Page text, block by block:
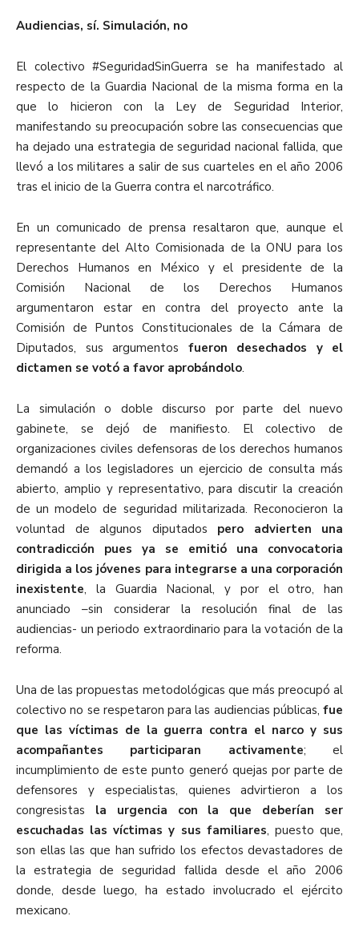
Audiencias, sí. Simulación, no
El colectivo #SeguridadSinGuerra se ha manifestado al
respecto de la Guardia Nacional de la misma forma en la
que lo hicieron con la Ley de Seguridad Interior,
manifestando su preocupación sobre las consecuencias que
ha dejado una estrategia de seguridad nacional fallida, que
llevó a los militares a salir de sus cuarteles en el año 2006
tras el inicio de la Guerra contra el narcotráfico.
En un comunicado de prensa resaltaron que, aunque el
representante del Alto Comisionada de la ONU para los
Derechos Humanos en México y el presidente de la
Comisión Nacional de los Derechos Humanos
argumentaron estar en contra del proyecto ante la
Comisión de Puntos Constitucionales de la Cámara de
Diputados, sus argumentos fueron desechados y el
dictamen se votó a favor aprobándolo.
La simulación o doble discurso por parte del nuevo
gabinete, se dejó de manifiesto. El colectivo de
organizaciones civiles defensoras de los derechos humanos
demandó a los legisladores un ejercicio de consulta más
abierto, amplio y representativo, para discutir la creación
de un modelo de seguridad militarizada. Reconocieron la
voluntad de algunos diputados pero advierten una
contradicción pues ya se emitió una convocatoria
dirigida a los jóvenes para integrarse a una corporación
inexistente, la Guardia Nacional, y por el otro, han
anunciado –sin considerar la resolución final de las
audiencias- un periodo extraordinario para la votación de la
reforma.
Una de las propuestas metodológicas que más preocupó al
colectivo no se respetaron para las audiencias públicas, fue
que las víctimas de la guerra contra el narco y sus
acompañantes participaran activamente; el
incumplimiento de este punto generó quejas por parte de
defensores y especialistas, quienes advirtieron a los
congresistas la urgencia con la que deberían ser
escuchadas las víctimas y sus familiares, puesto que,
son ellas las que han sufrido los efectos devastadores de
la estrategia de seguridad fallida desde el año 2006
donde, desde luego, ha estado involucrado el ejército
mexicano.